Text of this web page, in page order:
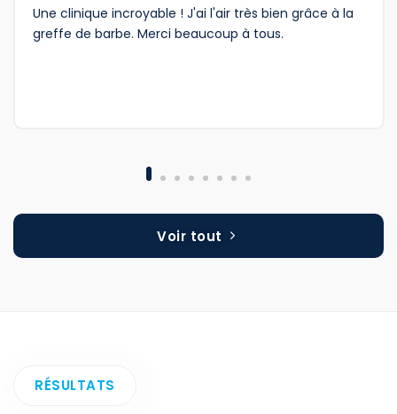
Une clinique incroyable ! J'ai l'air très bien grâce à la
greffe de barbe. Merci beaucoup à tous.
Voir tout
RÉSULTATS